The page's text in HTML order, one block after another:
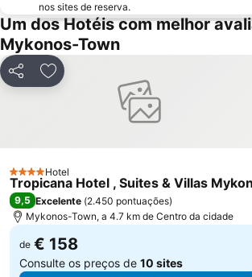
nos sites de reserva.
Um dos Hotéis com melhor
Mykonos-Town
PartilharAdicionar aos favoritos
4 Estrelas
Hotel
Tropicana Hotel , Suites & Villas
9,5 Excelente (2.450 pontuações)
Mykonos-Town, a 4.7 km de Centro da cidade
de € 158
Consulte os preços de 10 sites